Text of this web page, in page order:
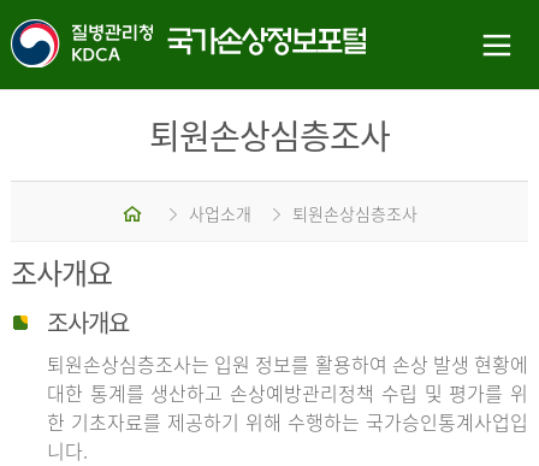
퇴원손상심층조사
홈 사업소개 퇴원손상심층조사
조사개요
조사개요
퇴원손상심층조사는 입원 정보를 활용하여 손상 발생 현황에
대한 통계를 생산하고 손상예방관리정책 수립 및 평가를 위
한 기초자료를 제공하기 위해 수행하는 국가승인통계사업입
니다.